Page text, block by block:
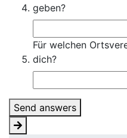
geben?
Für welchen
dich?
Send answers